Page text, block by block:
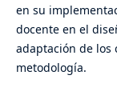
en su
docente en el
adaptación de los
metodología.